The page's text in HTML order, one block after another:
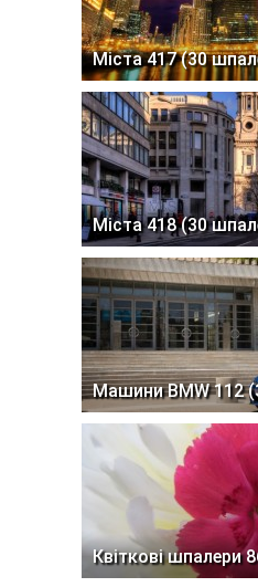
Міста 417 (30
Міста 418 (30
Машини BMW 112
Квіткові шпалери